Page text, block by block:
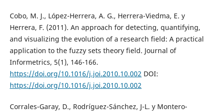
Cobo, M. J., López-Herrera, A. G., Herrera-Viedma, E. y
Herrera, F. (2011). An approach for detecting, quantifying,
and visualizing the evolution of a research field: A practical
application to the fuzzy sets theory field. Journal of
Informetrics, 5(1), 146-166.
https://doi.org/10.1016/j.joi.2010.10.002 DOI:
https://doi.org/10.1016/j.joi.2010.10.002
Corrales-Garay, D., Rodríguez-Sánchez, J-L. y Montero-